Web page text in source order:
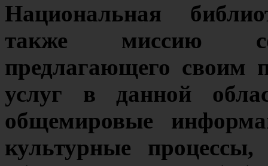
Национальная
также миссию
предлагающего своим
услуг в данной
общемировые
культурные процессы,